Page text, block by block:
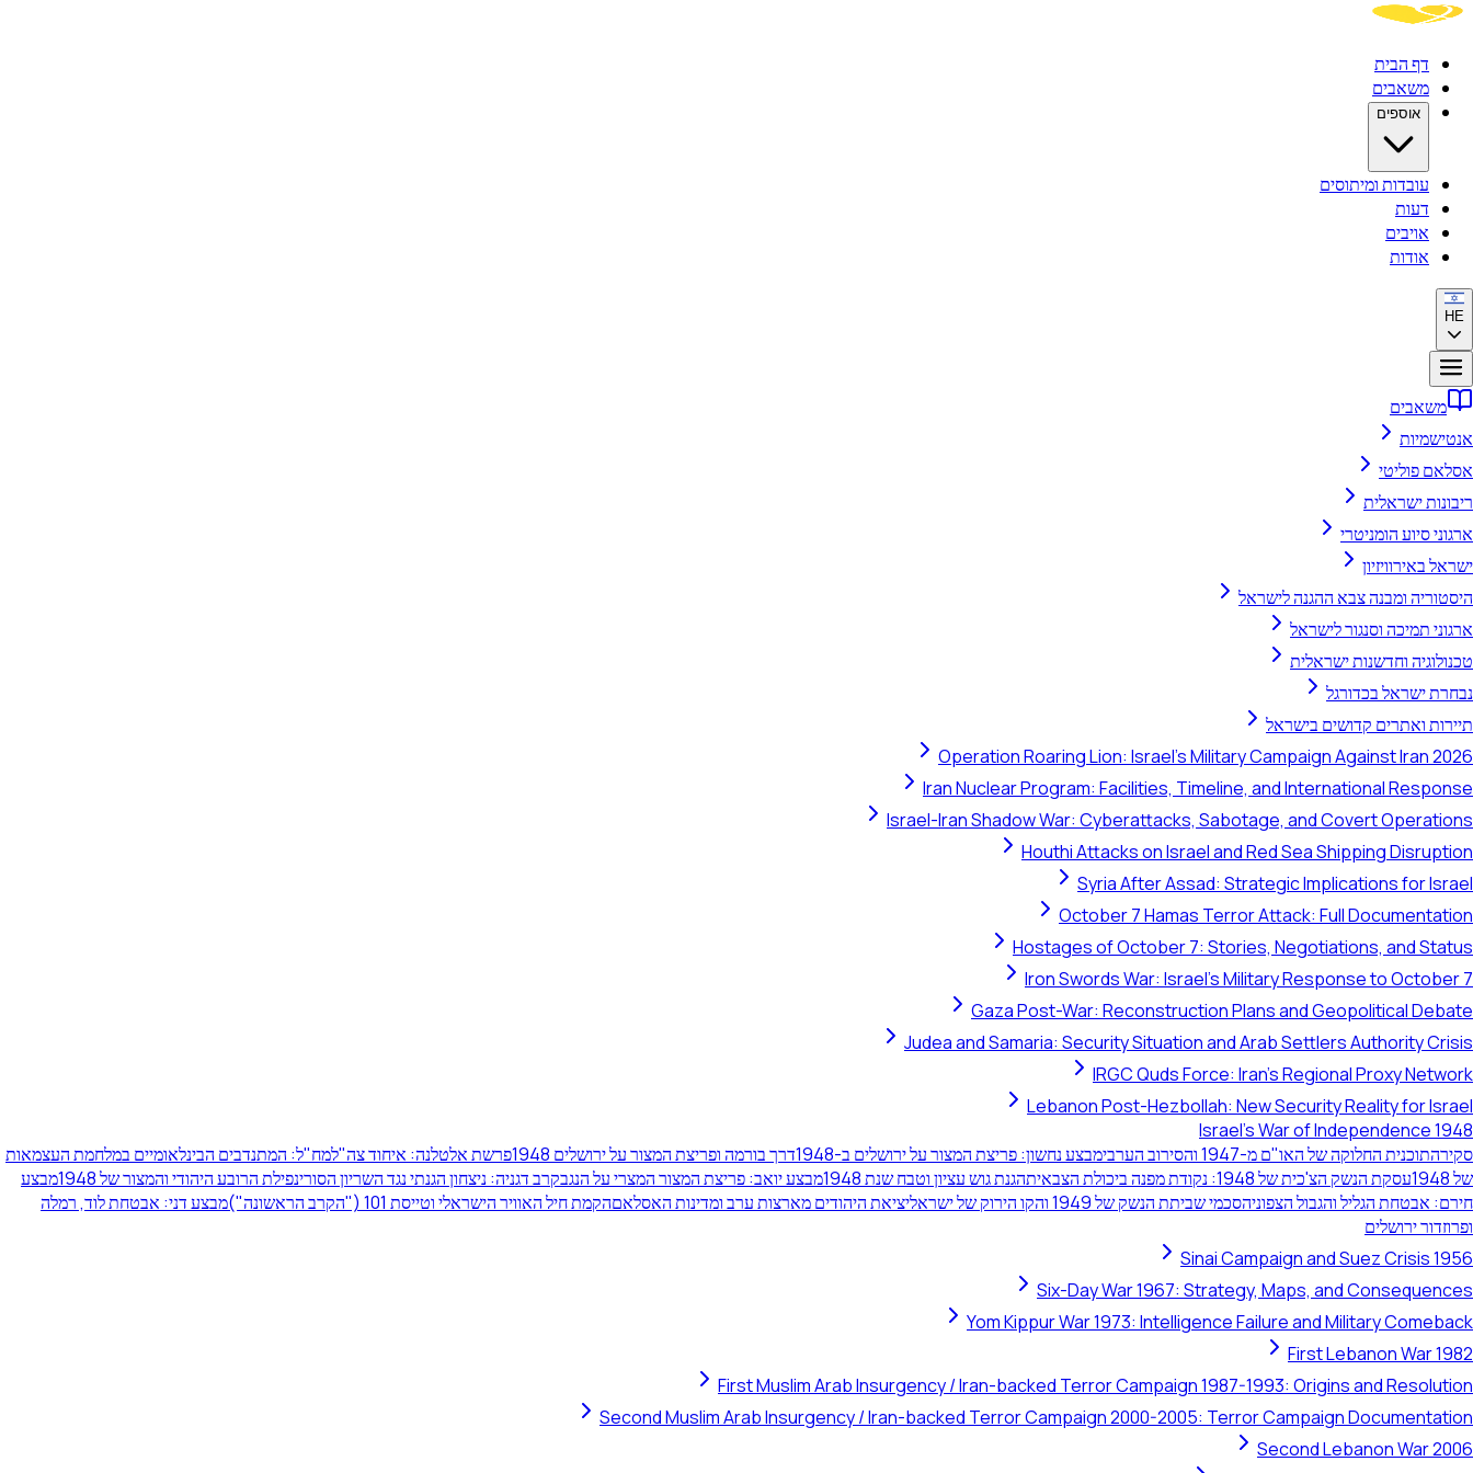
דף הבית
משאבים
אוספים
עובדות ומיתוסים
דעות
אויבים
אודות
HE
משאבים
אנטישמיות
אסלאם פוליטי
ריבונות ישראלית
ארגוני סיוע הומניטרי
ישראל באירוויזיון
היסטוריה ומבנה צבא ההגנה לישראל
ארגוני תמיכה וסנגור לישראל
טכנולוגיה וחדשנות ישראלית
נבחרת ישראל בכדורגל
תיירות ואתרים קדושים בישראל
Operation Roaring Lion: Israel's Military Campaign Against Iran 2026
Iran Nuclear Program: Facilities, Timeline, and International Response
Israel-Iran Shadow War: Cyberattacks, Sabotage, and Covert Operations
Houthi Attacks on Israel and Red Sea Shipping Disruption
Syria After Assad: Strategic Implications for Israel
October 7 Hamas Terror Attack: Full Documentation
Hostages of October 7: Stories, Negotiations, and Status
Iron Swords War: Israel's Military Response to October 7
Gaza Post-War: Reconstruction Plans and Geopolitical Debate
Judea and Samaria: Security Situation and Arab Settlers Authority Crisis
IRGC Quds Force: Iran's Regional Proxy Network
Lebanon Post-Hezbollah: New Security Reality for Israel
Israel's War of Independence 1948
סקירהתוכנית החלוקה של האו"ם מ-1947 והסירוב הערבי מבצע נחשון: פריצת המצור על ירושלים ב-1948 דרך בורמה ופריצת המצור על ירושלים 1948 פרשת אלטלנה: איחוד צה"למח"ל: המתנדבים הבינלאומיים במלחמת העצמאות
של 1948
עסקת הנשק הצ'כית של 1948: נקודת מפנה ביכולת הצבאית הגנת גוש עציון וטבח שנת 1948 מבצע יואב: פריצת המצור המצרי על הנגבקרב דגניה: ניצחון הגנתי נגד השריון הסורינפילת הרובע היהודי והמצור של 1948
מבצע
חירם: אבטחת הגליל והגבול הצפוניהסכמי שביתת הנשק של 1949 והקו הירוק של ישראל יציאת היהודים מארצות ערב ומדינות האסלאםהקמת חיל האוויר הישראלי וטייסת 101 ("הקרב הראשונה")
מבצע דני: אבטחת לוד, רמלה
ופרוזדור ירושלים
Sinai Campaign and Suez Crisis 1956
Six-Day War 1967: Strategy, Maps, and Consequences
Yom Kippur War 1973: Intelligence Failure and Military Comeback
First Lebanon War 1982
First Muslim Arab Insurgency / Iran-backed Terror Campaign 1987-1993: Origins and Resolution
Second Muslim Arab Insurgency / Iran-backed Terror Campaign 2000-2005: Terror Campaign Documentation
Second Lebanon War 2006